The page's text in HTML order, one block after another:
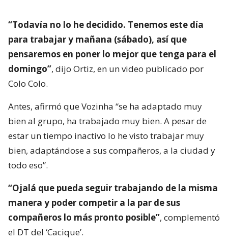
“Todavía no lo he decidido. Tenemos este día
para trabajar y mañana (sábado), así que
pensaremos en poner lo mejor que tenga para el
domingo”, dijo Ortiz, en un video publicado por
Colo Colo.
Antes, afirmó que Vozinha “se ha adaptado muy
bien al grupo, ha trabajado muy bien. A pesar de
estar un tiempo inactivo lo he visto trabajar muy
bien, adaptándose a sus compañeros, a la ciudad y
todo eso”.
“Ojalá que pueda seguir trabajando de la misma
manera y poder competir a la par de sus
compañeros lo más pronto posible”, complementó
el DT del ‘Cacique’.